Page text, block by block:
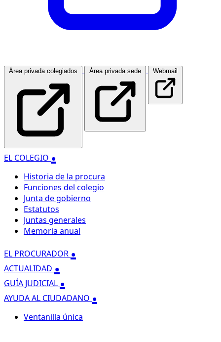
Área privada colegiados Área privada sede Webmail
EL COLEGIO .
Historia de la procura
Funciones del colegio
Junta de gobierno
Estatutos
Juntas generales
Memoria anual
EL PROCURADOR .
ACTUALIDAD .
GUÍA JUDICIAL .
AYUDA AL CIUDADANO .
Ventanilla única